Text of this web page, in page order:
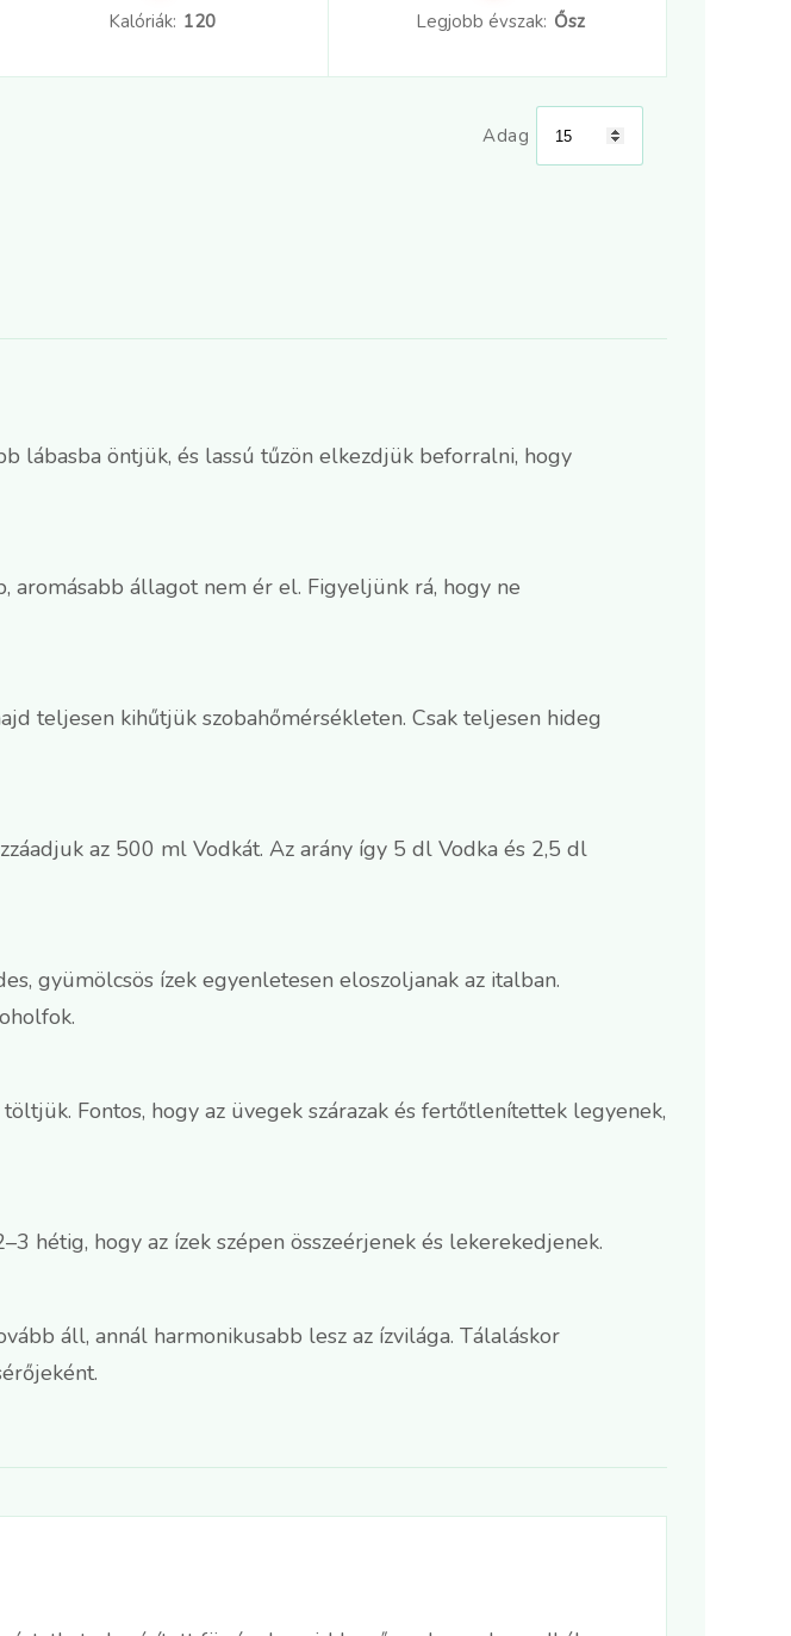
Kalóriák: 120 Legjobb évszak: Ősz
Adag
lábasba öntjük, és lassú tűzön elkezdjük beforralni, hogy
állagot nem ér el. Figyeljünk rá, hogy ne
teljesen kihűtjük szobahőmérsékleten. Csak teljesen hideg
az 500 ml Vodkát. Az arány így 5 dl Vodka és 2,5 dl
gyümölcsös ízek egyenletesen eloszoljanak az italban.
Fontos, hogy az üvegek szárazak és fertőtlenítettek legyenek,
hétig, hogy az ízek szépen összeérjenek és lekerekedjenek.
áll, annál harmonikusabb lesz az ízvilága. Tálaláskor